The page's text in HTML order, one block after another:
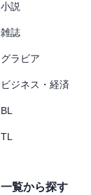
小説
雑誌
グラビア
ビジネス・経済
BL
TL
一覧から探す